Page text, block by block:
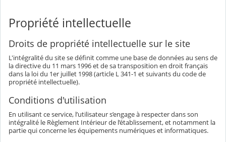
Propriété intellectuelle
Droits de propriété intellectuelle sur le site
L'intégralité du site se définit comme une base de données au sens de
la directive du 11 mars 1996 et de sa transposition en droit français
dans la loi du 1er juillet 1998 (article L 341-1 et suivants du code de
propriété intellectuelle).
Conditions d'utilisation
En utilisant ce service, l’utilisateur s’engage à respecter dans son
intégralité le Règlement Intérieur de l’établissement, et notamment la
partie qui concerne les équipements numériques et informatiques.